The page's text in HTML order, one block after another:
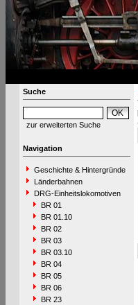
Suche
zur erweiterten Suche
Navigation
Geschichte & Hintergründe
Länderbahnen
DRG-Einheitslokomotiven
BR 01
BR 01.10
BR 02
BR 03
BR 03.10
BR 04
BR 05
BR 06
BR 23